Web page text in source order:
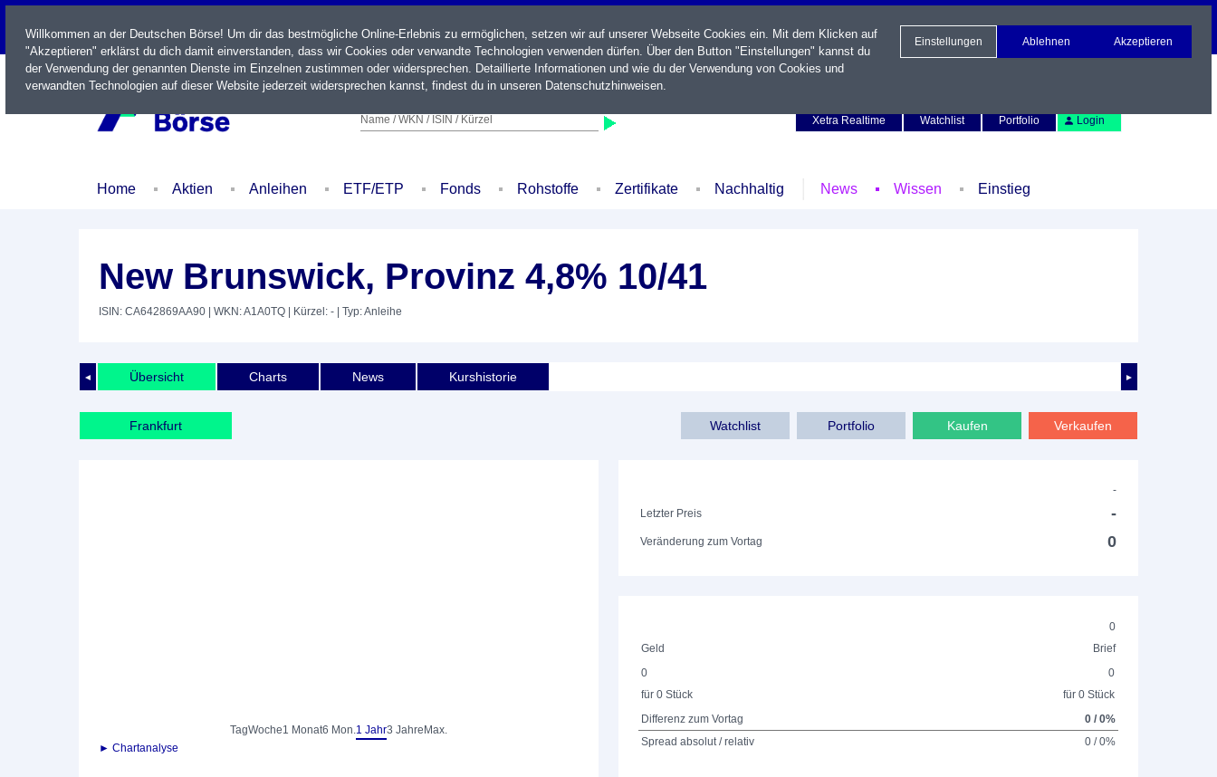
LIVE
Name / WKN / ISIN / Kürzel
Xetra Realtime
Watchlist Portfolio Login
Home Aktien Anleihen ETF/ETP Fonds Rohstoffe Zertifikate Nachhaltig News Wissen Einstieg
New Brunswick, Provinz 4,8% 10/41
ISIN: CA642869AA90 | WKN: A1A0TQ | Kürzel: - | Typ: Anleihe
◄ ►
Übersicht Charts News Kurshistorie
Frankfurt Verkaufen
Kaufen
Portfolio
Watchlist
TagWoche1 Monat6 Mon.1 Jahr3 Jahre Max.
► Chartanalyse
-
Letzter Preis
-
Veränderung zum Vortag 0
0
Geld
Brief
0
für 0 Stück
0
für 0 Stück
Differenz zum Vortag
0 / 0%
Spread absolut / relativ
0 / 0%
Willkommen an der Deutschen Börse! Um dir das bestmögliche Online-Erlebnis zu ermöglichen, setzen wir auf unserer Webseite Cookies ein. Mit dem Klicken auf
"Akzeptieren" erklärst du dich damit einverstanden, dass wir Cookies oder verwandte Technologien verwenden dürfen. Über den Button "Einstellungen" kannst du
der Verwendung der genannten Dienste im Einzelnen zustimmen oder widersprechen. Detaillierte Informationen und wie du der Verwendung von Cookies und
verwandten Technologien auf dieser Website jederzeit widersprechen kannst, findest du in unseren Datenschutzhinweisen.
Einstellungen Ablehnen Akzeptieren